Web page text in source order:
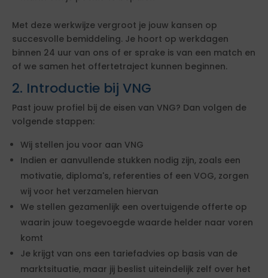
Met deze werkwijze vergroot je jouw kansen op
succesvolle bemiddeling. Je hoort op werkdagen
binnen 24 uur van ons of er sprake is van een match en
of we samen het offertetraject kunnen beginnen.
2. Introductie bij VNG
Past jouw profiel bij de eisen van VNG? Dan volgen de
volgende stappen:
Wij stellen jou voor aan VNG
Indien er aanvullende stukken nodig zijn, zoals een
motivatie, diploma's, referenties of een VOG, zorgen
wij voor het verzamelen hiervan
We stellen gezamenlijk een overtuigende offerte op
waarin jouw toegevoegde waarde helder naar voren
komt
Je krijgt van ons een tariefadvies op basis van de
marktsituatie, maar jij beslist uiteindelijk zelf over het